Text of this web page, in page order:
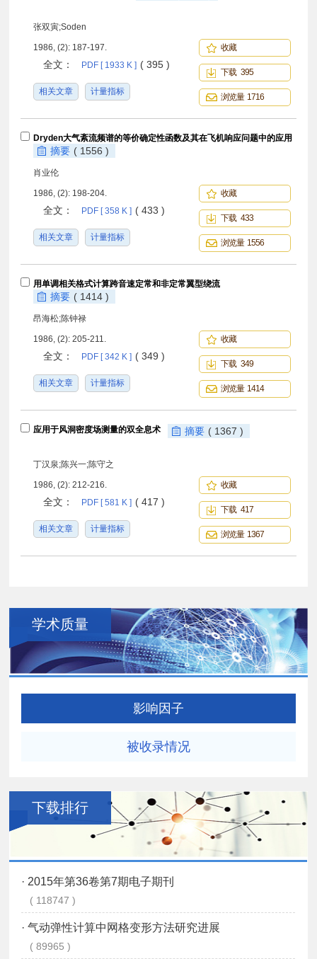
张双寅;Soden
1986, (2): 187-197.
全文： PDF [ 1933 K ] ( 395 )
相关文章 计量指标
收藏
下载 395
浏览量 1716
Dryden大气紊流频谱的等价确定性函数及其在飞机响应问题中的应用
摘要 ( 1556 )
肖业伦
1986, (2): 198-204.
全文： PDF [ 358 K ] ( 433 )
相关文章 计量指标
收藏
下载 433
浏览量 1556
用单调相关格式计算跨音速定常和非定常翼型绕流
摘要 ( 1414 )
昂海松;陈钟禄
1986, (2): 205-211.
全文： PDF [ 342 K ] ( 349 )
相关文章 计量指标
收藏
下载 349
浏览量 1414
应用于风洞密度场测量的双全息术 摘要 ( 1367 )
丁汉泉;陈兴一;陈守之
1986, (2): 212-216.
全文： PDF [ 581 K ] ( 417 )
相关文章 计量指标
收藏
下载 417
浏览量 1367
学术质量
影响因子
被收录情况
下载排行